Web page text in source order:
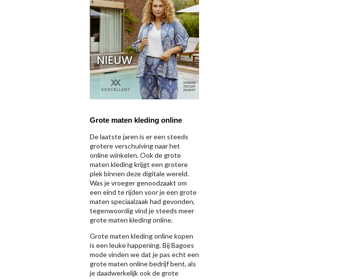
Grote maten kleding online
De laatste jaren is er een steeds
grotere verschuiving naar het
online winkelen. Ook de grote
maten kleding krijgt een grotere
plek binnen deze digitale wereld.
Was je vroeger genoodzaakt om
een eind te rijden voor je een grote
maten speciaalzaak had gevonden,
tegenwoordig vind je steeds meer
grote maten kleding online.
Grote maten kleding online kopen
is een leuke happening. Bij Bagoes
mode vinden we dat je pas echt een
grote maten online bedrijf bent, als
je daadwerkelijk ook de grote